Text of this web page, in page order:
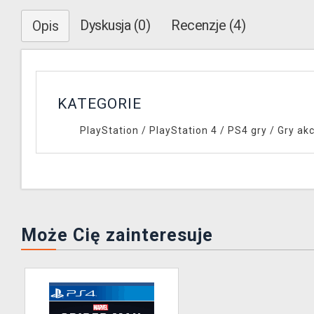
Opis Dyskusja (0) Recenzje (4)
KATEGORIE
PlayStation / PlayStation 4 / PS4 gry / Gry
Może Cię zainteresuje